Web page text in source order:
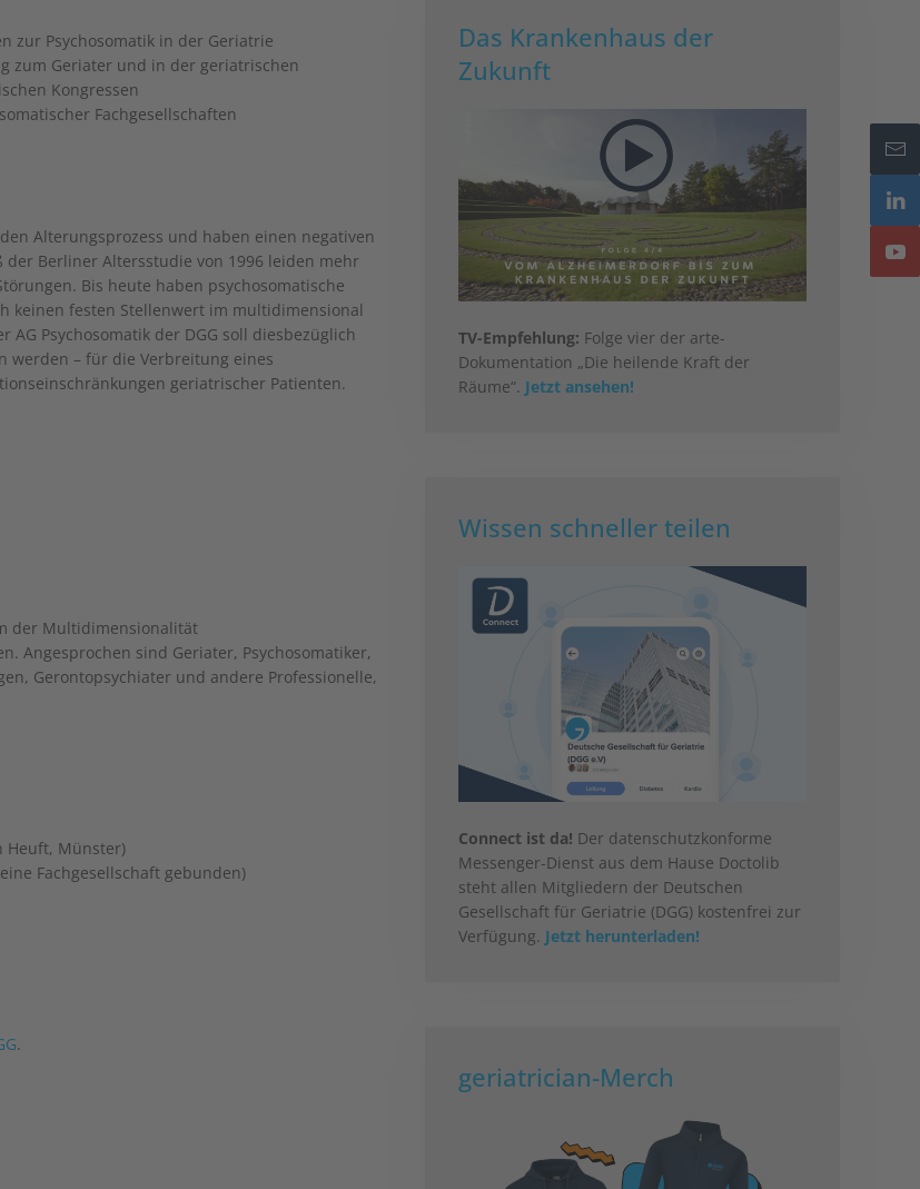
zur Psychosomatik in der Geriatrie
zum Geriater und in der geriatrischen
Kongressen
Fachgesellschaften
Alterungsprozess und haben einen negativen
Berliner Altersstudie von 1996 leiden mehr
Bis heute haben psychosomatische
keinen festen Stellenwert im multidimensional
Psychosomatik der DGG soll diesbezüglich
werden – für die Verbreitung eines
geriatrischer Patienten.
der Multidimensionalität
Angesprochen sind Geriater, Psychosomatiker,
Gerontopsychiater und andere Professionelle,
Heuft, Münster)
Fachgesellschaft gebunden)
.
Das Krankenhaus der
Zukunft
TV-Empfehlung: Folge vier der arte-
Dokumentation „Die heilende Kraft der
Räume“. Jetzt ansehen!
Wissen schneller teilen
Connect ist da! Der datenschutzkonforme
Messenger-Dienst aus dem Hause Doctolib
steht allen Mitgliedern der Deutschen
Gesellschaft für Geriatrie (DGG) kostenfrei zur
Verfügung. Jetzt herunterladen!
geriatrician-Merch